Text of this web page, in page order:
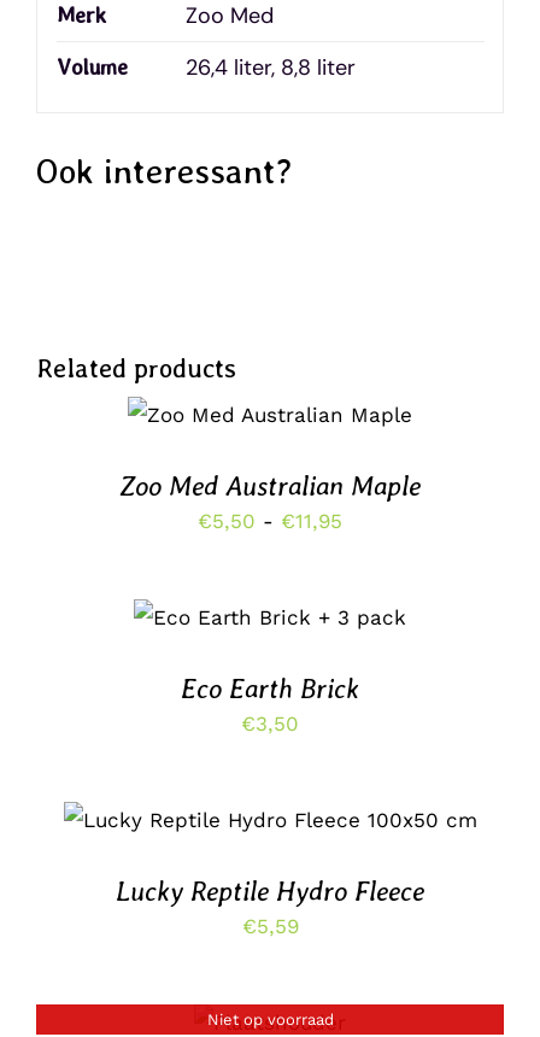
Merk Zoo Med
Volume 26,4 liter, 8,8 liter
Ook interessant?
Related products
OPTIES SELECTEREN
DIT
PRODUCT
MEERDERE
VARIATIES.
WORDEN
PRODUCTPAGINA
/
Zoo Med Australian Maple
€5,50 - €11,95
€11,95
WINKELWAGEN
/
Eco Earth Brick
€3,50
TOEVOEGEN AAN WINKELWAGEN
/
DETAILS
Lucky Reptile Hydro Fleece
€5,59
Niet op voorraad
DETAILS